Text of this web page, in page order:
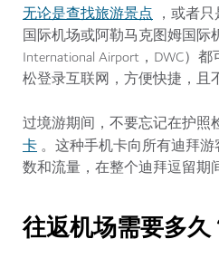
无论是查找旅游景点 ，或者
国际机场或阿勒马克图姆国际
International Airport，DWC）
松登录互联网，方便快捷，且
过境游期间，不要忘记在护照
卡 。这种手机卡向所有迪拜
数和流量，在整个迪拜逗留期
往返机场需要多久